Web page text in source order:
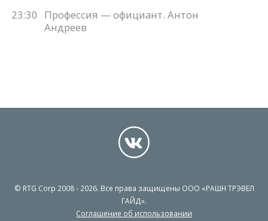
23:30
Профессия — официант. Антон
Андреев
© RTG Corp 2008 - 2026. Все права защищены ООО «РАШН ТРЭВЕЛ
ГАЙД».
Соглашение об использовании